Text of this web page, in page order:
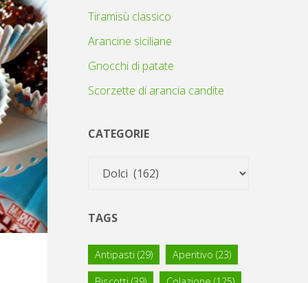
Tiramisù classico
Arancine siciliane
Gnocchi di patate
Scorzette di arancia candite
CATEGORIE
Categorie
TAGS
Antipasti (29) Aperitivo (23)